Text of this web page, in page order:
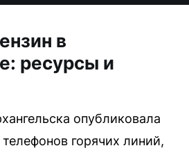
в
ресурсы и
опубликовала
горячих линий,